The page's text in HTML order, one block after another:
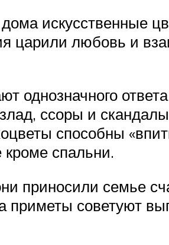
искусственные
царили любовь и
однозначного
ссоры и
способны
спальни.
приносили семье
приметы советуют